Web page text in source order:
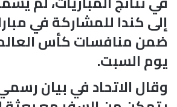
إلى كندا للمشاركة في
ضمن منافسات كأس
يوم السبت.
وقال الاتحاد في بيان